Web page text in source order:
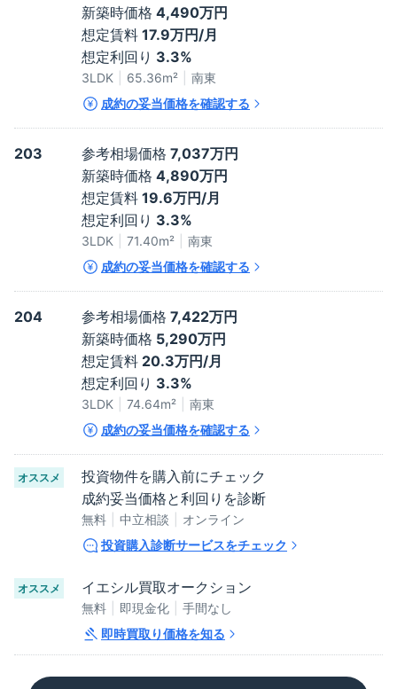
新築時価格 4,490万円
想定賃料 17.9万円/月
想定利回り 3.3%
3LDK 65.36m²
南東
成約の妥当価格を確認する
203 参考相場価格 7,037万円
新築時価格 4,890万円
想定賃料 19.6万円/月
想定利回り 3.3%
3LDK 71.40m²
南東
成約の妥当価格を確認する
204 参考相場価格 7,422万円
新築時価格 5,290万円
想定賃料 20.3万円/月
想定利回り 3.3%
3LDK 74.64m²
南東
成約の妥当価格を確認する
オススメ
投資物件を購入前にチェック
成約妥当価格と利回りを診断
無料 中立相談
オンライン
投資購入診断サービスをチェック
オススメ イエシル買取オークション
無料 即現金化
手間なし
即時買取り価格を知る